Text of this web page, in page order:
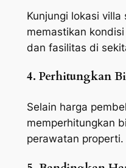
Kunjungi lokasi
memastikan
dan fasilitas di
4. Perhitungkan
Selain harga
memperhitungkan
perawatan properti.